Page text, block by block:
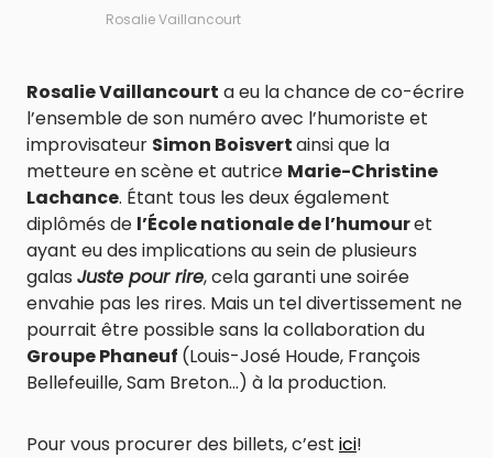
Rosalie Vaillancourt
Rosalie Vaillancourt a eu la chance de co-écrire
l’ensemble de son numéro avec l’humoriste et
improvisateur Simon Boisvertainsi que la
metteure en scène et autrice Marie-Christine
Lachance. Étant tous les deux également
diplômés de l’École nationale de l’humouret
ayant eu des implications au sein de plusieurs
galas Juste pour rire, cela garanti une soirée
envahie pas les rires. Mais un tel divertissement ne
pourrait être possible sans la collaboration du
Groupe Phaneuf (Louis-José Houde, François
Bellefeuille, Sam Breton…) à la production.
Pour vous procurer des billets, c’est ici!